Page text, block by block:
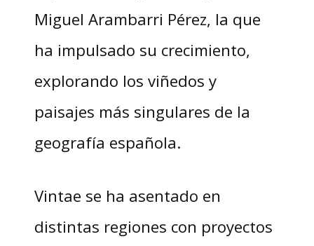
Miguel Arambarri Pérez, la que
ha impulsado su crecimiento,
explorando los viñedos y
paisajes más singulares de la
geografía española.
Vintae se ha asentado en
distintas regiones con proyectos